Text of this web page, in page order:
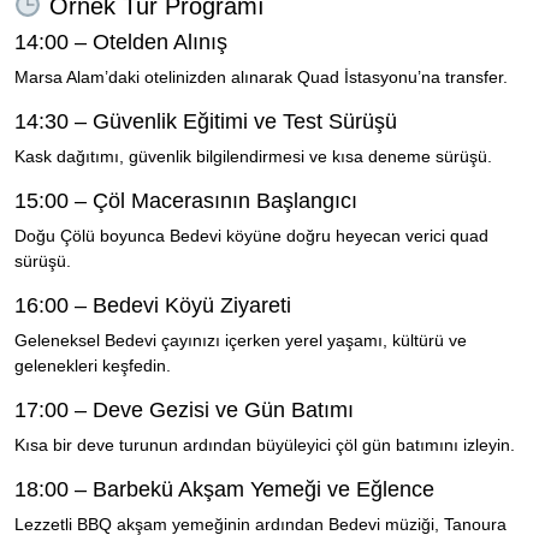
Örnek Tur Programı
14:00 – Otelden Alınış
Marsa Alam’daki otelinizden alınarak Quad İstasyonu’na transfer.
14:30 – Güvenlik Eğitimi ve Test Sürüşü
Kask dağıtımı, güvenlik bilgilendirmesi ve kısa deneme sürüşü.
15:00 – Çöl Macerasının Başlangıcı
Doğu Çölü boyunca Bedevi köyüne doğru heyecan verici quad
sürüşü.
16:00 – Bedevi Köyü Ziyareti
Geleneksel Bedevi çayınızı içerken yerel yaşamı, kültürü ve
gelenekleri keşfedin.
17:00 – Deve Gezisi ve Gün Batımı
Kısa bir deve turunun ardından büyüleyici çöl gün batımını izleyin.
18:00 – Barbekü Akşam Yemeği ve Eğlence
Lezzetli BBQ akşam yemeğinin ardından Bedevi müziği, Tanoura